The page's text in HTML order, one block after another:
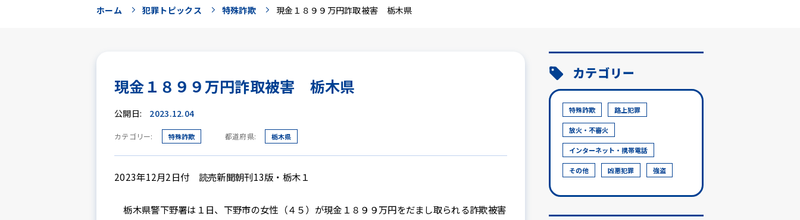
ホーム 犯罪トピックス 特殊詐欺 現金１８９９万円詐取被害 栃木県
現金１８９９万円詐取被害 栃木県
公開日: 2023.12.04
カテゴリー: 特殊詐欺 都道府県: 栃木県
2023年12月2日付 読売新聞朝刊13版・栃木１
栃木県警下野署は１日、下野市の女性（４５）が現金１８９９万円をだまし取られる詐欺被害
カテゴリー
特殊詐欺 路上犯罪
放火・不審火
インターネット・携帯電話
その他 凶悪犯罪 強盗